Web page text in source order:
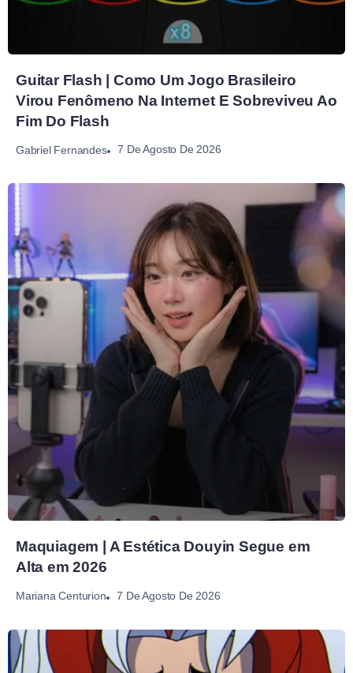
Guitar Flash | Como Um Jogo Brasileiro
Virou Fenômeno Na Internet E Sobreviveu Ao
Fim Do Flash
Gabriel Fernandes 7 De Agosto De 2026
Maquiagem | A Estética Douyin Segue em
Alta em 2026
Mariana Centurion 7 De Agosto De 2026